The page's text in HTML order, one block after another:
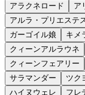
アラクネロード
ア
アルラ・プリエステ
ガーゴイル娘
キメ
クィーンアルラウネ
クィーンフェアリー
サラマンダー
ツク
ハイヌウェレ
フレ